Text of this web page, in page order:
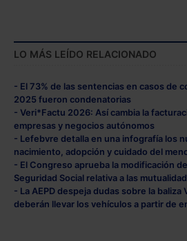
LO MÁS LEÍDO RELACIONADO
- El 73% de las sentencias en casos de
2025 fueron condenatorias
- Veri*Factu 2026: Así cambia la
empresas y negocios autónomos
- Lefebvre detalla en una infografía los
nacimiento, adopción y cuidado del
- El Congreso aprueba la modificación
Seguridad Social relativa a las
- La AEPD despeja dudas sobre la baliza
deberán llevar los vehículos a partir de